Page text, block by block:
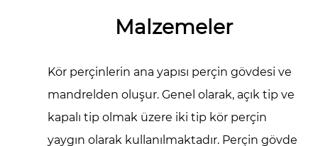
Malzemeler
Kör perçinlerin ana yapısı perçin gövdesi ve
mandrelden oluşur. Genel olarak, açık tip ve
kapalı tip olmak üzere iki tip kör perçin
yaygın olarak kullanılmaktadır. Perçin gövde